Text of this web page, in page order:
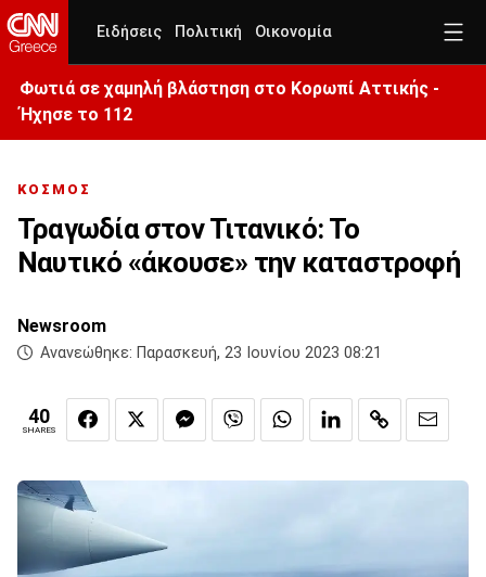
Ειδήσεις Πολιτική Οικονομία
Φωτιά σε χαμηλή βλάστηση στο Κορωπί Αττικής -
Ήχησε το 112
ΚΟΣΜΟΣ
Τραγωδία στον Τιτανικό: Το
Ναυτικό «άκουσε» την καταστροφή
Newsroom
Ανανεώθηκε: Παρασκευή, 23 Ιουνίου 2023 08:21
40
SHARES